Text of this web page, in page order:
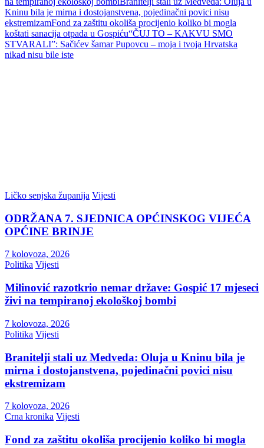
Kninu bila je mirna i dostojanstvena, pojedinačni povici nisu
ekstremizamFond za zaštitu okoliša procijenio koliko bi mogla
koštati sanacija otpada u Gospiću“ČUJ TO – KAKVU SMO
STVARALI”: Sačićev šamar Pupovcu – moja i tvoja Hrvatska
nikad nisu bile iste
Ličko senjska županija Vijesti
ODRŽANA 7. SJEDNICA OPĆINSKOG VIJEĆA
OPĆINE BRINJE
7 kolovoza, 2026
Politika Vijesti
Milinović razotkrio nemar države: Gospić 17 mjeseci
živi na tempiranoj ekološkoj bombi
7 kolovoza, 2026
Politika Vijesti
Branitelji stali uz Medveda: Oluja u Kninu bila je
mirna i dostojanstvena, pojedinačni povici nisu
ekstremizam
7 kolovoza, 2026
Crna kronika Vijesti
Fond za zaštitu okoliša procijenio koliko bi mogla